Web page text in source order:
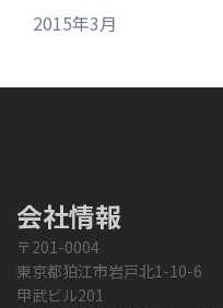
2015年3月
会社情報
〒201-0004
東京都狛江市岩戸北1-10-6
甲武ビル201